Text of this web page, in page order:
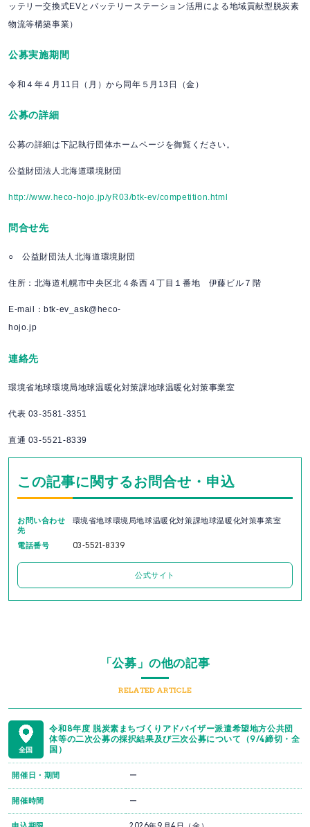
ッテリー交換式EVとバッテリーステーション活用による地域貢献型脱炭素
物流等構築事業）
公募実施期間
令和４年４月11日（月）から同年５月13日（金）
公募の詳細
公募の詳細は下記執行団体ホームページを御覧ください。
公益財団法人北海道環境財団
http://www.heco-hojo.jp/yR03/btk-ev/competition.html
問合せ先
○ 公益財団法人北海道環境財団
住所：北海道札幌市中央区北４条西４丁目１番地 伊藤ビル７階
E-mail：btk-ev_ask@heco-
hojo.jp
連絡先
環境省地球環境局地球温暖化対策課地球温暖化対策事業室
代表 03-3581-3351
直通 03-5521-8339
この記事に関するお問合せ・申込
お問い合わせ
先
環境省地球環境局地球温暖化対策課地球温暖化対策事業室
電話番号 03-5521-8339
公式サイト
「公募」の他の記事
RELATED ARTICLE
全国
令和8年度 脱炭素まちづくりアドバイザー派遣希望地方公共団
体等の二次公募の採択結果及び三次公募について（9/4締切・全
国）
開催日・期間 ー
開催時間 ー